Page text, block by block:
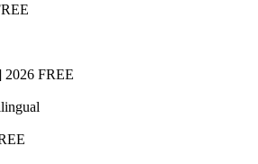
2026 FREE